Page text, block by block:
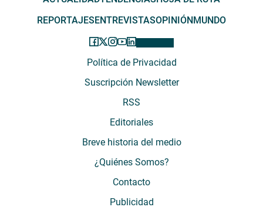
REPORTAJESENTREVISTASOPINIÓNMUNDO
Política de Privacidad
Suscripción Newsletter
RSS
Editoriales
Breve historia del medio
¿Quiénes Somos?
Contacto
Publicidad